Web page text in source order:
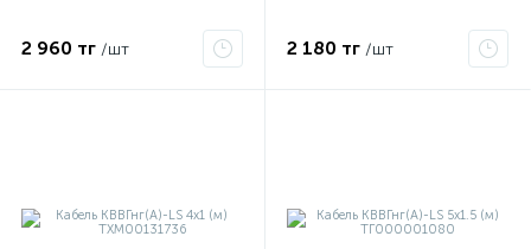
2 960 тг /шт 2 180 тг /шт